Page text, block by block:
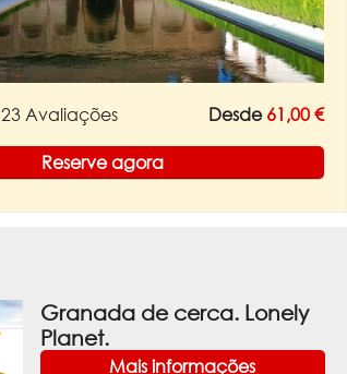
23 Avaliações Desde 61,00 €
Reserve agora
Granada de cerca. Lonely
Planet.
Mais informações